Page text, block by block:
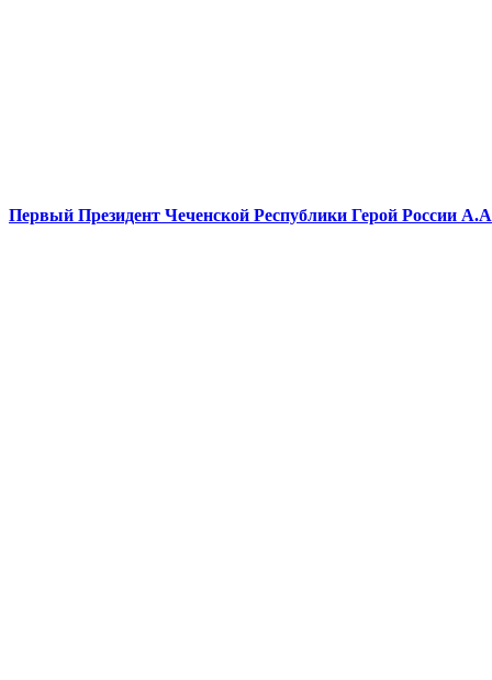
Первый Президент Чеченской Республики Герой России